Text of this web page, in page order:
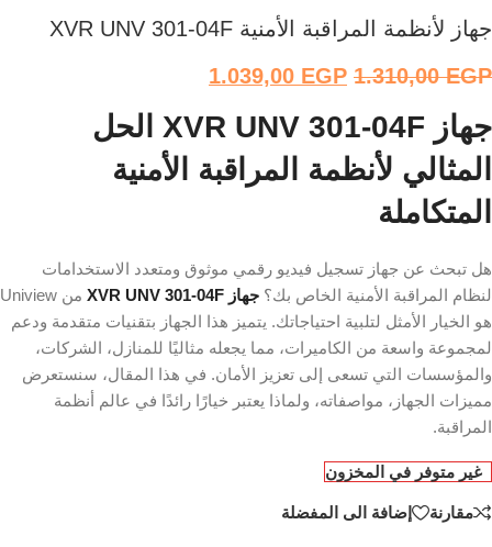
جهاز لأنظمة المراقبة الأمنية XVR UNV 301-04F
1.310,00EGP
1.039,00 EGP
جهاز XVR UNV 301-04F الحل
المثالي لأنظمة المراقبة الأمنية
المتكاملة
هل تبحث عن جهاز تسجيل فيديو رقمي موثوق ومتعدد الاستخدامات
لنظام المراقبة الأمنية الخاص بك؟ جهاز XVR UNV 301-04F
من Uniview
هو الخيار الأمثل لتلبية احتياجاتك. يتميز هذا الجهاز بتقنيات متقدمة ودعم
لمجموعة واسعة من الكاميرات، مما يجعله مثاليًا للمنازل، الشركات،
والمؤسسات التي تسعى إلى تعزيز الأمان. في هذا المقال، سنستعرض
مميزات الجهاز، مواصفاته، ولماذا يعتبر خيارًا رائدًا في عالم أنظمة
المراقبة.
غير متوفر في المخزون
مقارنة إضافة الى المفضلة